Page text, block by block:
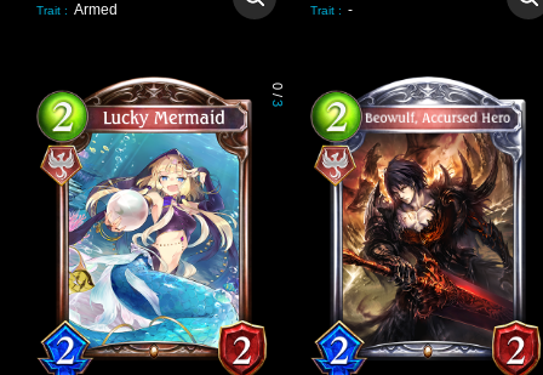
Trait : Armed Trait : -
0
/
3